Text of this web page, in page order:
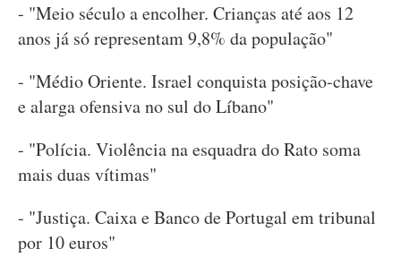
- "Meio século a encolher. Crianças até aos 12
anos já só representam 9,8% da população"
- "Médio Oriente. Israel conquista posição-chave
e alarga ofensiva no sul do Líbano"
- "Polícia. Violência na esquadra do Rato soma
mais duas vítimas"
- "Justiça. Caixa e Banco de Portugal em tribunal
por 10 euros"